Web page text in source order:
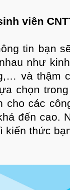
viên
tin bạn
như
và thậm
chọn
các
đến cao.
thức